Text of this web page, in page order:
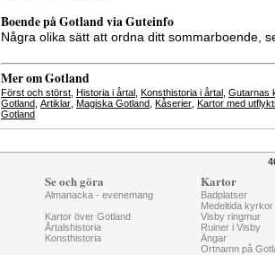
Boende på Gotland via Guteinfo
Några olika sätt att ordna ditt sommarboende,
Mer om Gotland
Först och störst Historia i årtal Konsthistoria i årtal Gutarnas
Gotland Artiklar Magiska Gotland Kåserier Kartor med
Gotland
Se och göra
Almanacka - evenemang
Kartor över Gotland
Årtalshistoria
Konsthistoria
Kartor
Badplatser
Medeltida kyrkor
Visby ringmur
Ruiner i Visby
Ängar
Ortnamn på